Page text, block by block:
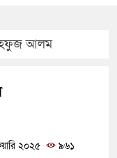
আলম
২০২৫
৯৬১